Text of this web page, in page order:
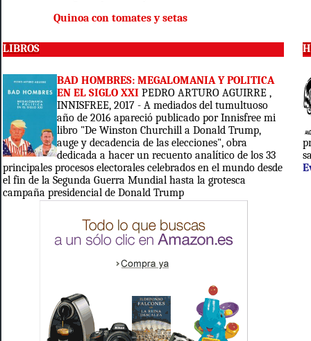
Quinoa con tomates y setas
LIBROS
BAD HOMBRES: MEGALOMANIA Y POLITICA
EN EL SIGLO XXI PEDRO ARTURO AGUIRRE ,
INNISFREE, 2017 - A mediados del tumultuoso
año de 2016 apareció publicado por Innisfree mi
libro "De Winston Churchill a Donald Trump,
auge y decadencia de las elecciones", obra
dedicada a hacer un recuento analítico de los 33
principales procesos electorales celebrados en el mundo desde
el fin de la Segunda Guerra Mundial hasta la grotesca
campaña presidencial de Donald Trump